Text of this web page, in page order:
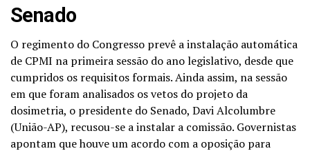
Senado
O regimento do Congresso prevê a instalação automática
de CPMI na primeira sessão do ano legislativo, desde que
cumpridos os requisitos formais. Ainda assim, na sessão
em que foram analisados os vetos do projeto da
dosimetria, o presidente do Senado, Davi Alcolumbre
(União-AP), recusou-se a instalar a comissão. Governistas
apontam que houve um acordo com a oposição para